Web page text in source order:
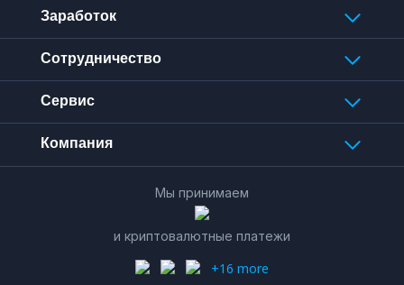
Заработок
Сотрудничество
Сервис
Компания
Мы принимаем
и криптовалютные платежи
+16 more